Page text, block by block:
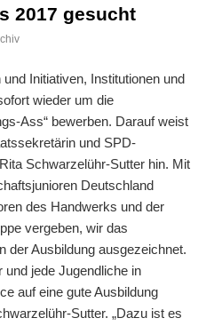
2017 gesucht
Initiativen, Institutionen und
wieder um die
Ass“ bewerben. Darauf weist
und SPD-
Schwarzelühr-Sutter hin. Mit
Deutschland
des Handwerks und der
vergeben, wir das
der Ausbildung ausgezeichnet.
und jede Jugendliche in
auf eine gute Ausbildung
Sutter. „Dazu ist es